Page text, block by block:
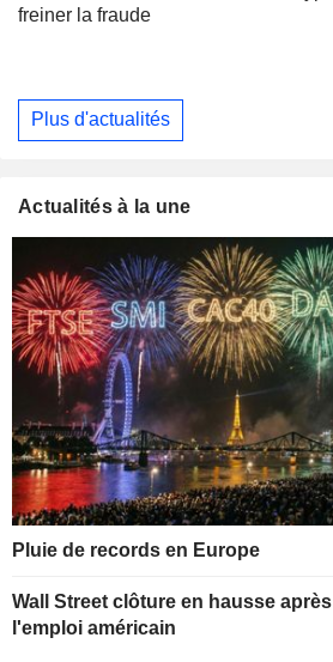
freiner la fraude
Plus d'actualités
Actualités à la une
Pluie de records en Europe
Wall Street clôture en hausse après
l'emploi américain